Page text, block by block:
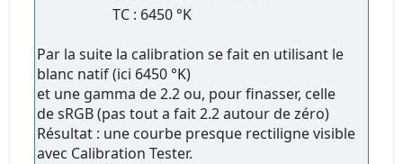
TC : 6450 °K
Par la suite la calibration se fait en utilisant le
blanc natif (ici 6450 °K)
et une gamma de 2.2 ou, pour finasser, celle
de sRGB (pas tout a fait 2.2 autour de zéro)
Résultat : une courbe presque rectiligne visible
avec Calibration Tester.